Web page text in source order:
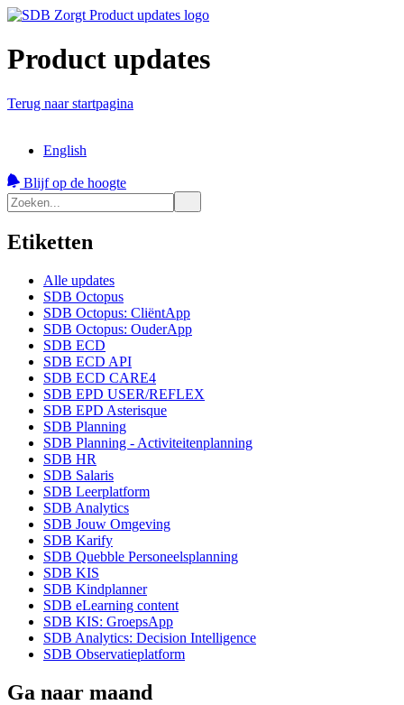
Product updates
Terug naar startpagina
English
Blijf op de hoogte
Etiketten
Alle updates
SDB Octopus
SDB Octopus: CliëntApp
SDB Octopus: OuderApp
SDB ECD
SDB ECD API
SDB ECD CARE4
SDB EPD USER/REFLEX
SDB EPD Asterisque
SDB Planning
SDB Planning - Activiteitenplanning
SDB HR
SDB Salaris
SDB Leerplatform
SDB Analytics
SDB Jouw Omgeving
SDB Karify
SDB Quebble Personeelsplanning
SDB KIS
SDB Kindplanner
SDB eLearning content
SDB KIS: GroepsApp
SDB Analytics: Decision Intelligence
SDB Observatieplatform
Ga naar maand